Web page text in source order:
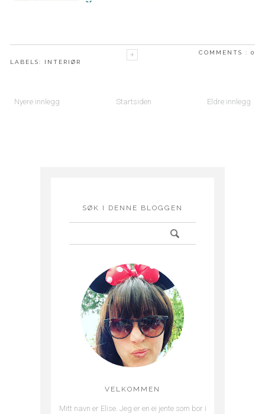
COMMENTS : 0
LABELS: INTERIØR
Nyere innlegg Eldre innlegg
Startsiden
SØK I DENNE BLOGGEN
VELKOMMEN
Mitt navn er Elise. Jeg er en ei jente som bor i